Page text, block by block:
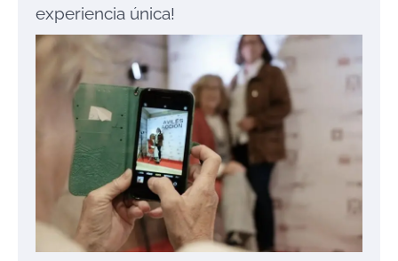
experiencia única!